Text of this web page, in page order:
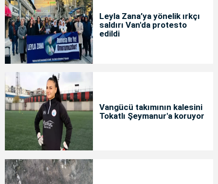
Leyla Zana’ya yönelik ırkçı
saldırı Van'da protesto
edildi
Vangücü takımının kalesini
Tokatlı Şeymanur'a koruyor